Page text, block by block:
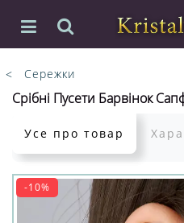
Сережки
Срібні Пусети Барвінок
Усе про товар
-10%